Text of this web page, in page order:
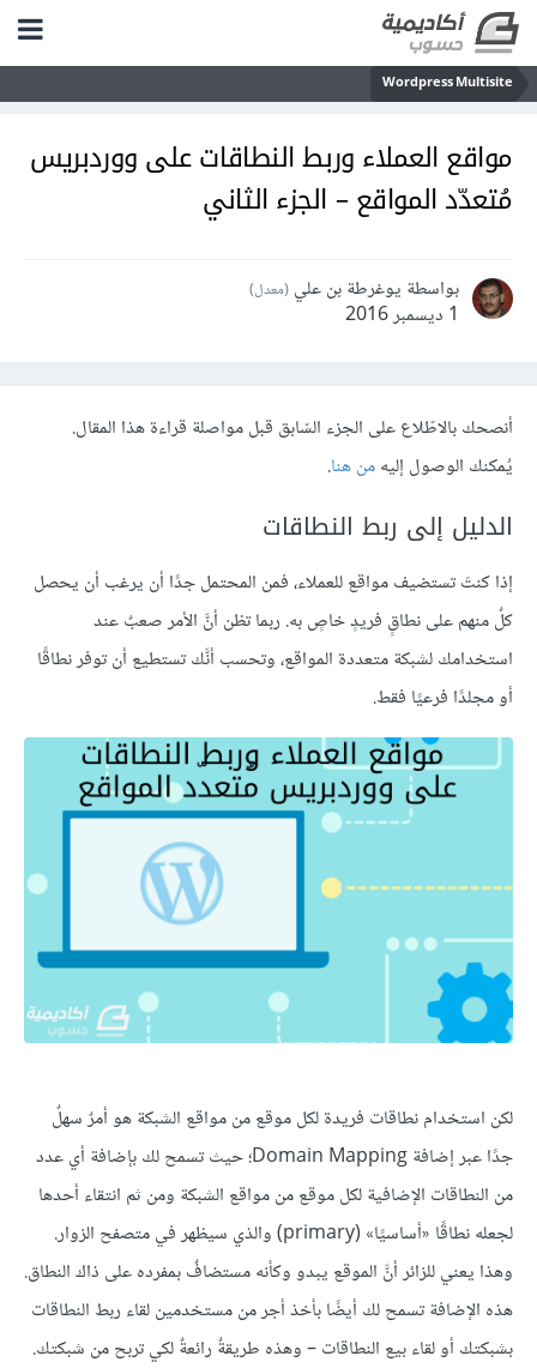
Wordpress Multisite
مواقع العملاء وربط النطاقات على ووردبريس
مُتعدّد المواقع – الجزء الثاني
بواسطة يوغرطة بن علي (معدل)
1 ديسمبر 2016
أنصحك بالاطّلاع على الجزء السّابق قبل مواصلة قراءة هذا المقال.
يُمكنك الوصول إليهمن هنا.
الدليل إلى ربط النطاقات
إذا كنتَ تستضيف مواقع للعملاء، فمن المحتمل جدًا أن يرغب أن يحصل
كلٌ منهم على نطاقٍ فريدٍ خاصٍ به. ربما تظن أنَّ الأمر صعبٌ عند
استخدامك لشبكة متعددة المواقع، وتحسب أنَّك تستطيع أن توفر نطاقًا
أو مجلدًا فرعيًا فقط.
لكن استخدام نطاقات فريدة لكل موقع من مواقع الشبكة هو أمرٌ سهلٌ
جدًا عبر إضافة Domain Mapping؛ حيث تسمح لك بإضافة أي عدد
من النطاقات الإضافية لكل موقع من مواقع الشبكة ومن ثم انتقاء أحدها
لجعله نطاقًا «أساسيًا» (primary) والذي سيظهر في متصفح الزوار.
وهذا يعني للزائر أنَّ الموقع يبدو وكأنه مستضافٌ بمفرده على ذاك النطاق.
هذه الإضافة تسمح لك أيضًا بأخذ أجر من مستخدمين لقاء ربط النطاقات
بشبكتك أو لقاء بيع النطاقات – وهذه طريقةٌ رائعةٌ لكي تربح من شبكتك.